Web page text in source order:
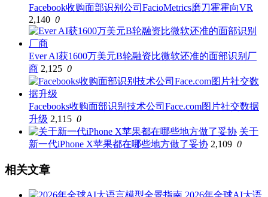
Facebook收购面部识别公司FacioMetrics磨刀霍霍向VR
2,140 0
Ever AI获1600万美元B轮融资比微软还准的面部识别厂
商 2,125 0
Facebooks收购面部识别技术公司Face.com图片社交数据
升级 2,115 0
关于
新一代iPhone X苹果都在哪些地方做了妥协 2,109 0
相关文章
2026年全球AI大语